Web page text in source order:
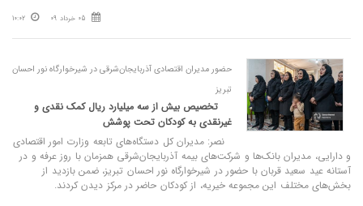
05 خرداد 09 10:02
حضور مدیران اقتصادی آذربایجان‌شرقی در شیرخوارگاه نور احسان
تبریز
تخصیص بیش از سه میلیارد ریال کمک نقدی و
غیرنقدی به کودکان تحت پوشش
نصر: مدیران کل دستگاه‌های تابعه وزارت امور اقتصادی
و دارایی، مدیران بانک‌ها و شرکت‌های بیمه آذربایجان‌شرقی همزمان با روز عرفه و در
آستانه عید سعید قربان با حضور در شیرخوارگاه نور احسان تبریز، ضمن بازدید از
بخش‌های مختلف این مجموعه خیریه، از کودکان حاضر در مرکز دیدن کردند.